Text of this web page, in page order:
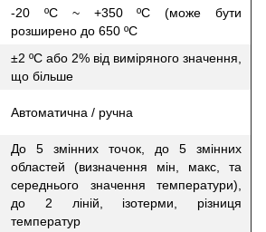
-20 ºС ~ +350 ºС (може бути
розширено до 650 ºС
±2 ºС або 2% від виміряного значення,
що більше
Автоматична / ручна
До 5 змінних точок, до 5 змінних
областей (визначення мін, макс, та
середнього значення температури),
до 2 ліній, ізотерми, різниця
температур